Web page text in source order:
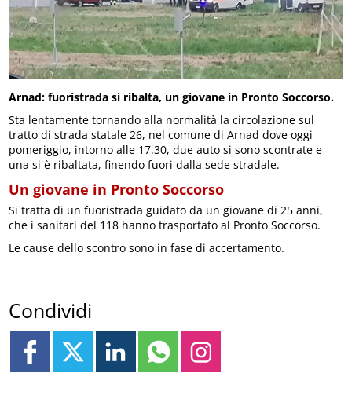
Arnad: fuoristrada si ribalta, un giovane in Pronto Soccorso.
Sta lentamente tornando alla normalità la circolazione sul
tratto di strada statale 26, nel comune di Arnad dove oggi
pomeriggio, intorno alle 17.30, due auto si sono scontrate e
una si è ribaltata, finendo fuori dalla sede stradale.
Un giovane in Pronto Soccorso
Si tratta di un fuoristrada guidato da un giovane di 25 anni,
che i sanitari del 118 hanno trasportato al Pronto Soccorso.
Le cause dello scontro sono in fase di accertamento.
Condividi